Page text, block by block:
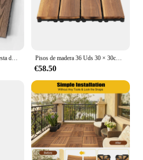
Juego de 20 baldosas compuesta de plástico y madera, cubierta compuesta resistente al óxido, ideal para patios, balcones, 12.0 x 12.0 in, color gris oscuro Pisos de madera 36 Uds 30 × 30cm azulejos de cubierta entrelazados de madera dura suelo azulejos impermeables marrones Patio exterior balcón
€58.50